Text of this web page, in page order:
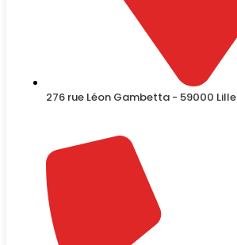
276 rue Léon Gambetta - 59000 Lille